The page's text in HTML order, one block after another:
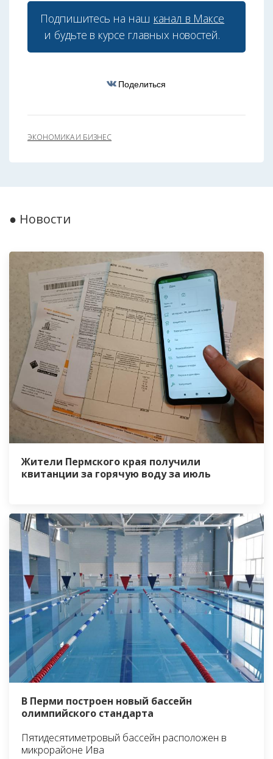
Подпишитесь на наш канал в Максе
и будьте в курсе главных новостей.
Поделиться
ЭКОНОМИКА И БИЗНЕС
● Новости
Жители Пермского края получили
квитанции за горячую воду за июль
В Перми построен новый бассейн
олимпийского стандарта
Пятидесятиметровый бассейн расположен в
микрорайоне Ива